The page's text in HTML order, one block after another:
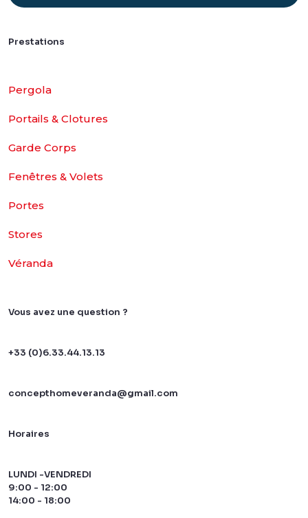
Prestations
Pergola
Portails & Clotures
Garde Corps
Fenêtres & Volets
Portes
Stores
Véranda
Vous avez une question ?
+33 (0)6.33.44.13.13
concepthomeveranda@gmail.com
Horaires
LUNDI -VENDREDI
9:00 - 12:00
14:00 - 18:00